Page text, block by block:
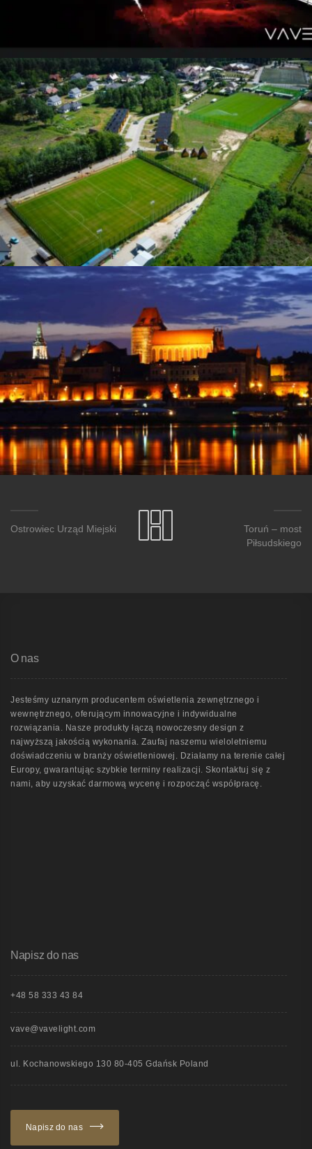
Ostrowiec Urząd Miejski
Toruń – most
Piłsudskiego
O nas
Jesteśmy uznanym producentem oświetlenia zewnętrznego i
wewnętrznego, oferującym innowacyjne i indywidualne
rozwiązania. Nasze produkty łączą nowoczesny design z
najwyższą jakością wykonania. Zaufaj naszemu wieloletniemu
doświadczeniu w branży oświetleniowej. Działamy na terenie całej
Europy, gwarantując szybkie terminy realizacji. Skontaktuj się z
nami, aby uzyskać darmową wycenę i rozpocząć współpracę.
Napisz do nas
+48 58 333 43 84
vave@vavelight.com
ul. Kochanowskiego 130 80-405 Gdańsk Poland
Napisz do nas